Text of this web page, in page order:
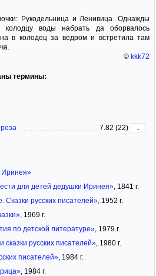
Рукодельница и Ленивица. Однажды
колодцу воды набрать да оборвалось
в колодец за ведром и встретила там
© kkk72
термины:
7.82 (22) -
Иринея»
для детей дедушки Иринея», 1841 г.
Сказки русских писателей», 1952 г.
, 1969 г.
по детской литературе», 1979 г.
сказки русских писателей», 1980 г.
писателей», 1984 г.
, 1984 г.